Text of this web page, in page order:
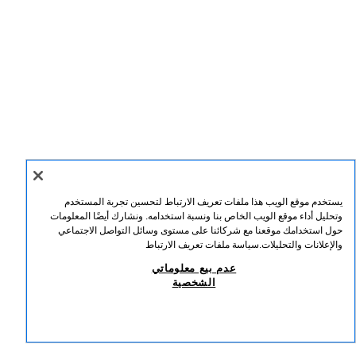
يستخدم موقع الويب هذا ملفات تعريف الارتباط لتحسين تجربة المستخدم
وتحليل أداء موقع الويب الخاص بنا ونسبة استخدامه. ونشارك أيضًا المعلومات
حول استخدامك موقعنا مع شركائنا على مستوى وسائل التواصل الاجتماعي
والإعلانات والتحليلات.سياسة ملفات تعريف الارتباط
عدم بيع معلوماتي
الشخصية